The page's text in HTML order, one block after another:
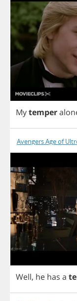
Mytemper
Avengers Age of
Well, he has a